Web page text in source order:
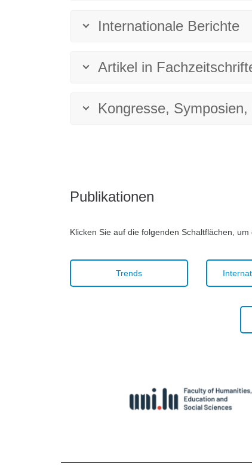
Internationale Berichte
Artikel in
Kongresse,
Publikationen
Klicken Sie auf die folgenden Schaltflächen,
Trends